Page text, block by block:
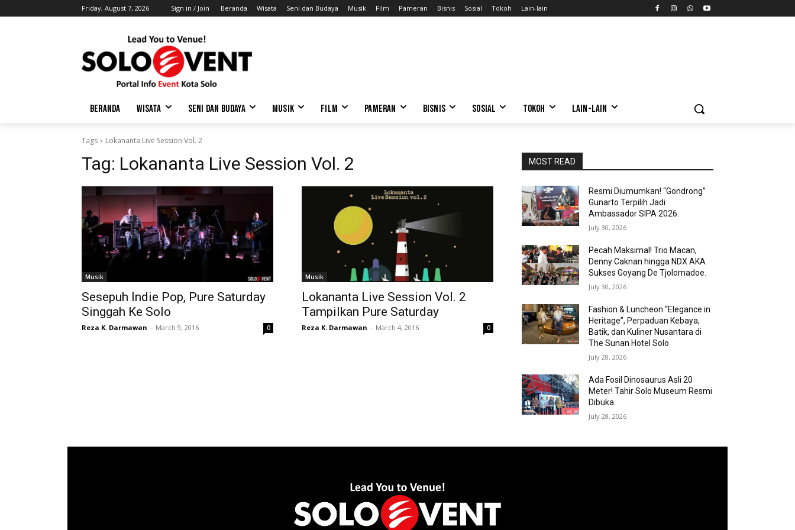
Friday, August 7, 2026 Sign in / Join Beranda Wisata Seni dan Budaya Musik Film Pameran Bisnis Sosial Tokoh Lain-lain
BERANDA WISATA SENI DAN BUDAYA MUSIK FILM PAMERAN BISNIS SOSIAL TOKOH LAIN-LAIN
Tags Lokananta Live Session Vol. 2
Tag: Lokananta Live Session Vol. 2
Musik
Sesepuh Indie Pop, Pure Saturday
Singgah Ke Solo
Reza K. Darmawan - March 9, 2016 0
Musik
Lokananta Live Session Vol. 2
Tampilkan Pure Saturday
Reza K. Darmawan - March 4, 2016 0
MOST READ
Resmi Diumumkan! “Gondrong”
Gunarto Terpilih Jadi
Ambassador SIPA 2026.
July 30, 2026
Pecah Maksimal! Trio Macan,
Denny Caknan hingga NDX AKA
Sukses Goyang De Tjolomadoe.
July 30, 2026
Fashion & Luncheon “Elegance in
Heritage”, Perpaduan Kebaya,
Batik, dan Kuliner Nusantara di
The Sunan Hotel Solo
July 28, 2026
Ada Fosil Dinosaurus Asli 20
Meter! Tahir Solo Museum Resmi
Dibuka.
July 28, 2026